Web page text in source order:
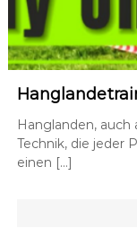
Hanglanden, auch
Technik, die jeder
einen […]